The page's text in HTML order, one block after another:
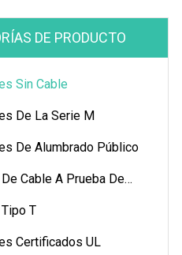
DE PRODUCTO
Sin Cable
De La Serie M
De Alumbrado Público
Cable A Prueba De
T
Certificados UL